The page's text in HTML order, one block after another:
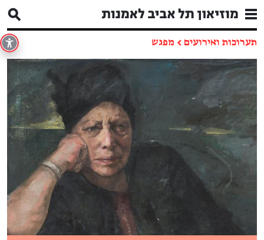
תערוכות ואירועים ← מפגש